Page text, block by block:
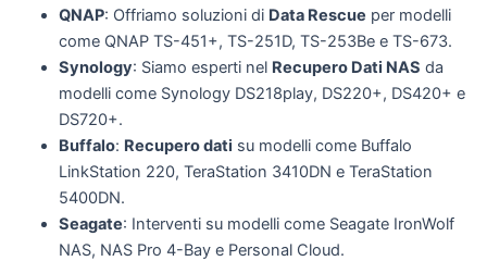
QNAP: Offriamo soluzioni di Data Rescue per modelli
come QNAP TS-451+, TS-251D, TS-253Be e TS-673.
Synology: Siamo esperti nel Recupero Dati NAS da
modelli come Synology DS218play, DS220+, DS420+ e
DS720+.
Buffalo: Recupero dati su modelli come Buffalo
LinkStation 220, TeraStation 3410DN e TeraStation
5400DN.
Seagate: Interventi su modelli come Seagate IronWolf
NAS, NAS Pro 4-Bay e Personal Cloud.